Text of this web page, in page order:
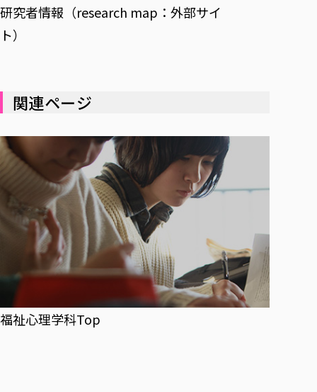
研究者情報（research map：外部サイ
ト）
関連ページ
福祉心理学科Top